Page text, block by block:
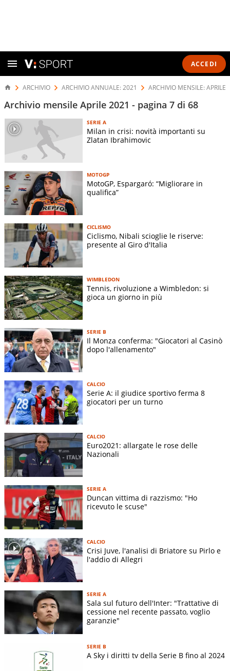
ACCEDI
ARCHIVIO ARCHIVIO ANNUALE: 2021 ARCHIVIO MENSILE: APRILE
Archivio mensile Aprile 2021 - pagina 7 di 68
SERIE A
Milan in crisi: novità importanti su
Zlatan Ibrahimovic
MOTOGP
MotoGP, Espargaró: “Migliorare in
qualifica”
CICLISMO
Ciclismo, Nibali scioglie le riserve:
presente al Giro d'Italia
WIMBLEDON
Tennis, rivoluzione a Wimbledon: si
gioca un giorno in più
SERIE B
Il Monza conferma: "Giocatori al Casinò
dopo l'allenamento"
CALCIO
Serie A: il giudice sportivo ferma 8
giocatori per un turno
CALCIO
Euro2021: allargate le rose delle
Nazionali
SERIE A
Duncan vittima di razzismo: "Ho
ricevuto le scuse"
CALCIO
Crisi Juve, l'analisi di Briatore su Pirlo e
l'addio di Allegri
SERIE A
Sala sul futuro dell'Inter: "Trattative di
cessione nel recente passato, voglio
garanzie"
SERIE B
A Sky i diritti tv della Serie B fino al 2024